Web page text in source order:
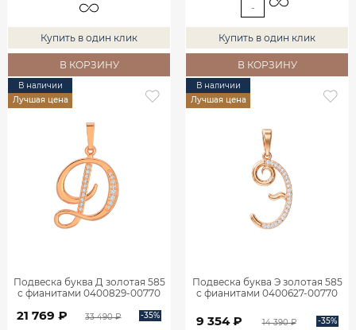
Купить в один клик
В КОРЗИНУ
-
Купить в один клик
В КОРЗИНУ
В наличии
Лучшая цена
Подвеска буква Д золотая 585
с фианитами 0400829-00770
21 769 ₽ 33 490 ₽ -35%
В наличии
Лучшая цена
Подвеска буква Э золотая 585
с фианитами 0400627-00770
9 354 ₽ 14 390 ₽ -35%